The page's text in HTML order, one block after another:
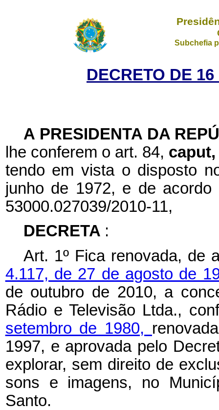
Subchefia
DECRETO DE
A PRESIDENTA DA
lhe conferem o art. 84,
tendo em vista o disposto
junho de 1972, e de
53000.027039/2010-11,
DECRETA :
Art. 1º Fica renovada, de
4.117, de 27 de agosto de
de outubro de 2010, a
Rádio e Televisão Ltda.,
setembro de 1980,
1997, e aprovada pelo
explorar, sem direito de
sons e imagens, no
Santo.